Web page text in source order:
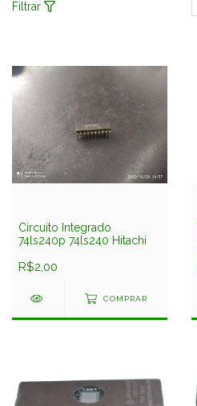
Filtrar
Circuito Integrado
74ls240p 74ls240 Hitachi
R$2,00
COMPRAR